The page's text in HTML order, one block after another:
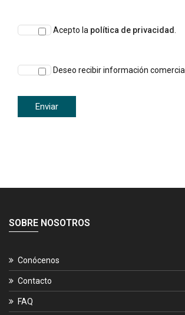
Acepto la política de privacidad
Deseo recibir información comercial.
SOBRE NOSOTROS
Conócenos
Contacto
FAQ